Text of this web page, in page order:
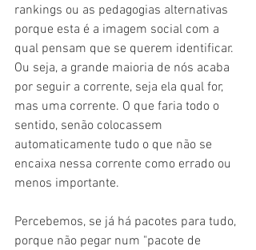
rankings ou as pedagogias alternativas
porque esta é a imagem social com a
qual pensam que se querem identificar.
Ou seja, a grande maioria de nós acaba
por seguir a corrente, seja ela qual for,
mas uma corrente. O que faria todo o
sentido, senão colocassem
automaticamente tudo o que não se
encaixa nessa corrente como errado ou
menos importante.
Percebemos, se já há pacotes para tudo,
porque não pegar num "pacote de